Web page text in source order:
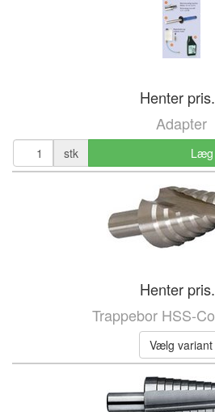
Henter
Adapter
stk Læg
Henter
Trappebor HSS-
Vælg variant